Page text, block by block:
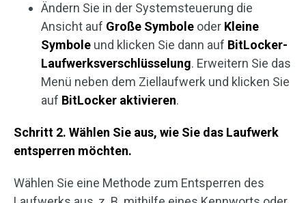
Ändern Sie in der Systemsteuerung die
Ansicht auf Große Symbole oder Kleine
Symbole und klicken Sie dann auf BitLocker-
Laufwerksverschlüsselung. Erweitern Sie das
Menü neben dem Ziellaufwerk und klicken Sie
auf BitLocker aktivieren.
Schritt 2. Wählen Sie aus, wie Sie das Laufwerk
entsperren möchten.
Wählen Sie eine Methode zum Entsperren des